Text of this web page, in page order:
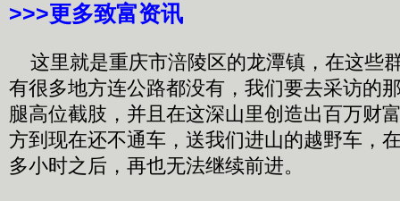
>>>更多致富资讯
这里就是重庆市涪陵区的龙潭镇，在这些
有很多地方连公路都没有，我们要去采访的
腿高位截肢，并且在这深山里创造出百万财
方到现在还不通车，送我们进山的越野车，
多小时之后，再也无法继续前进。